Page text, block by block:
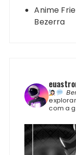
Anime
Bezerra
com a